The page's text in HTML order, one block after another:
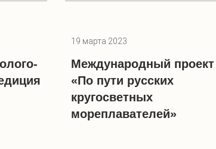
19 марта 2023
Международный проект
«По пути русских
кругосветных
мореплавателей»